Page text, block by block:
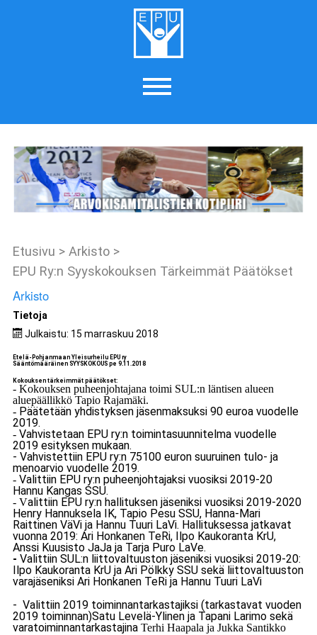
Etusivu > Arkisto >
EPU Ry:n Syyskokouksen Tärkeimmät Päätökset
Arkisto
Tietoja
Julkaistu: 15 marraskuu 2018
Etelä-Pohjanmaan Yleisurheilu EPU ry
Sääntömääräinen SYYSKOKOUS pe 9.11.2018
Kokouksen tärkeimmät päätökset:
- Kokouksen puheenjohtajana toimi SUL:n läntisen alueen
aluepäällikkö Tapio Rajamäki.
- Päätetään yhdistyksen jäsenmaksuksi 90 euroa vuodelle
2019.
-Vahvistetaan EPU ry:n toimintasuunnitelma vuodelle
2019 esityksen mukaan.
- Vahvistettiin EPU ry:n 75100 euron suuruinen tulo- ja
menoarvio vuodelle 2019.
-Valittiin EPU ry:n puheenjohtajaksi vuosiksi 2019-20
Hannu Kangas SSU.
- Valittiin EPU ry:n hallituksen jäseniksi vuosiksi 2019-2020
Henry Hannuksela IK, Tapio Pesu SSU, Hanna-Mari
Raittinen VäVi ja Hannu Tuuri LaVi. Hallituksessa jatkavat
vuonna 2019: Ari Honkanen TeRi, Ilpo Kaukoranta KrU,
Anssi Kuusisto JaJa ja Tarja Puro LaVe.
- Valittiin SUL:n liittovaltuuston jäseniksi vuosiksi 2019-20:
Ilpo Kaukoranta KrU ja Ari Pölkky SSU sekä liittovaltuuston
varajäseniksi Ari Honkanen TeRi ja Hannu Tuuri LaVi
- Valittiin 2019 toiminnantarkastajiksi (tarkastavat vuoden
2019 toiminnan)Satu Levelä-Ylinen ja Tapani Larimo sekä
varatoiminnantarkastajinaTerhi Haapala ja Jukka Santikko